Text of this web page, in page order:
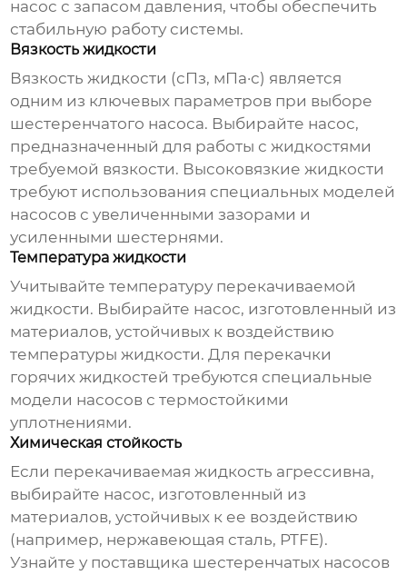
насос с запасом давления, чтобы обеспечить
стабильную работу системы.
Вязкость жидкости
Вязкость жидкости (сПз, мПа·с) является
одним из ключевых параметров при выборе
шестеренчатого насоса. Выбирайте насос,
предназначенный для работы с жидкостями
требуемой вязкости. Высоковязкие жидкости
требуют использования специальных моделей
насосов с увеличенными зазорами и
усиленными шестернями.
Температура жидкости
Учитывайте температуру перекачиваемой
жидкости. Выбирайте насос, изготовленный из
материалов, устойчивых к воздействию
температуры жидкости. Для перекачки
горячих жидкостей требуются специальные
модели насосов с термостойкими
уплотнениями.
Химическая стойкость
Если перекачиваемая жидкость агрессивна,
выбирайте насос, изготовленный из
материалов, устойчивых к ее воздействию
(например, нержавеющая сталь, PTFE).
Узнайте у поставщика шестеренчатых насосов